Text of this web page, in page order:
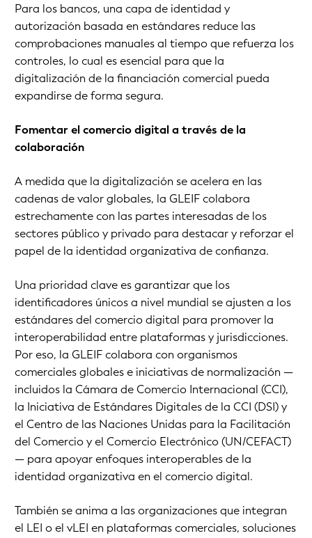
Para los bancos, una capa de identidad y
autorización basada en estándares reduce las
comprobaciones manuales al tiempo que refuerza los
controles, lo cual es esencial para que la
digitalización de la financiación comercial pueda
expandirse de forma segura.
Fomentar el comercio digital a través de la
colaboración
A medida que la digitalización se acelera en las
cadenas de valor globales, la GLEIF colabora
estrechamente con las partes interesadas de los
sectores público y privado para destacar y reforzar el
papel de la identidad organizativa de confianza.
Una prioridad clave es garantizar que los
identificadores únicos a nivel mundial se ajusten a los
estándares del comercio digital para promover la
interoperabilidad entre plataformas y jurisdicciones.
Por eso, la GLEIF colabora con organismos
comerciales globales e iniciativas de normalización —
incluidos la Cámara de Comercio Internacional (CCI),
la Iniciativa de Estándares Digitales de la CCI (DSI) y
el Centro de las Naciones Unidas para la Facilitación
del Comercio y el Comercio Electrónico (UN/CEFACT)
— para apoyar enfoques interoperables de la
identidad organizativa en el comercio digital.
También se anima a las organizaciones que integran
el LEI o el vLEI en plataformas comerciales, soluciones